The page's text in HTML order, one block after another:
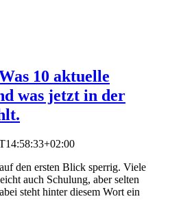
10 aktuelle
was jetzt in der
den ersten Blick sperrig. Viele
auch Schulung, aber selten
steht hinter diesem Wort ein